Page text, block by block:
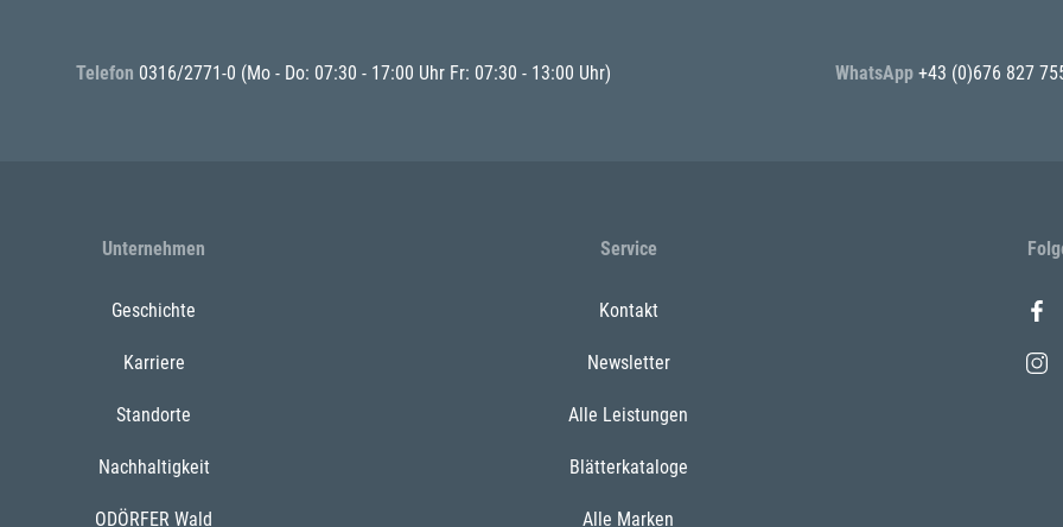
Telefon 0316/2771-0 (Mo - Do: 07:30 - 17:00 Uhr Fr: 07:30 - 13:00 Uhr) WhatsApp +43 (0)676 827
Unternehmen
Geschichte
Karriere
Standorte
Nachhaltigkeit
ODÖRFER Wald
Service
Kontakt
Newsletter
Alle Leistungen
Blätterkataloge
Alle Marken